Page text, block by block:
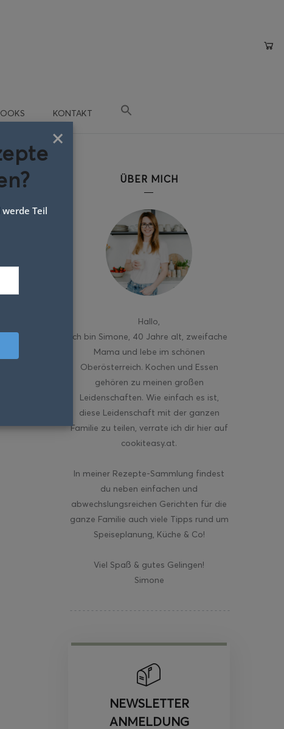
KONTAKT
ÜBER MICH
Hallo
ich bin Simone, 40 Jahre alt, zweifache
Mama und lebe im schönen
Oberösterreich. Kochen und Essen
gehören zu meinen großen
Leidenschaften. Wie einfach es ist,
diese Leidenschaft mit der ganzen
Familie zu teilen, verrate ich dir hier auf
cookiteasy.at.
In meiner Rezepte-Sammlung findest
du neben einfachen und
abwechslungsreichen Gerichten für die
ganze Familie auch viele Tipps rund um
Speiseplanung, Küche & Co!
Viel Spaß & gutes Gelingen!
Simone
NEWSLETTER
ANMELDUNG
×
Teil